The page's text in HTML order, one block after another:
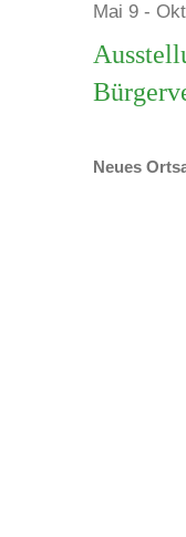
für
27.
Mai 9 -
Neues